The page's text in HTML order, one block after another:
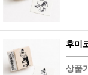
후미
상품